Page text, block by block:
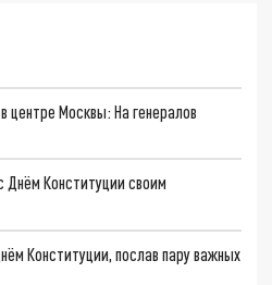
центре Москвы: На генералов
Конституции своим
Конституции, послав пару важных